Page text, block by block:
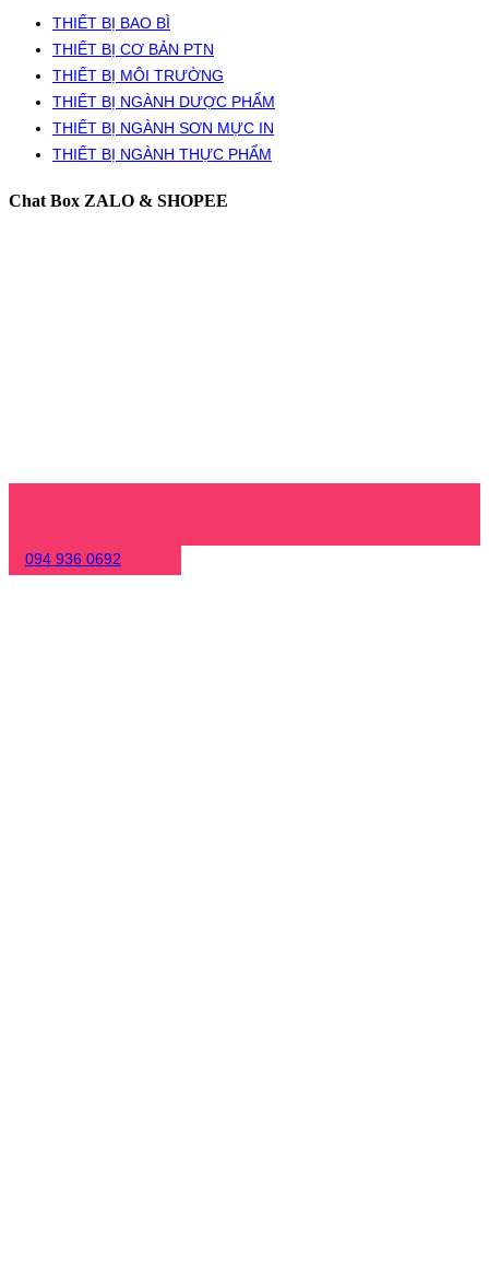
THIẾT BỊ BAO BÌ
THIẾT BỊ CƠ BẢN PTN
THIẾT BỊ MÔI TRƯỜNG
THIẾT BỊ NGÀNH DƯỢC PHẨM
THIẾT BỊ NGÀNH SƠN MỰC IN
THIẾT BỊ NGÀNH THỰC PHẨM
Chat Box ZALO & SHOPEE
094 936 0692